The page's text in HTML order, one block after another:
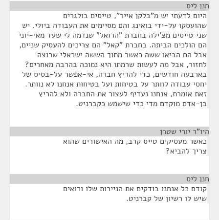
חנן ליס
היום לדעתי יש מ"בלקן אייר", טייסים בולגרים
שהועסקו על-ידי בואינג והם מסיימים את העבודה ביולי. יש
שני טייסים מצ'ילה בחברת "הרואל" שנדמה לי שעד מאי-יוני
הם הולכים הביתה. בחברת "קאל" הם צריכים להעסיק שניים,
אבל הם הביאו ששה כאשר מתוך הששה ישראלי שרוצה
לחזור, אבל מה לעשות שרמתו היא נמוכה בהרבה מאחרים?
בארבעה חודשים, כדי להריץ חברה, אי-אפשר על-בסיס של
יחסי עבודה לוותר על בטיחות ועל בטיחות אנחנו לא נוותר.
זאת אומרת, אנחנו נעדיף לעצור את החברה ולא להריץ
בן-אדם מוקדם מדי כדי שישמש כקברניט.
היו"ר יורי שטרן
כאשר מעסיקים טייס קרב, מה האישורים שהוא
צריך להביא?
חנן ליס
קודם כל אנחנו בודקים את הניירות שלו ורואים
שיש לו רשיון של קברניט.